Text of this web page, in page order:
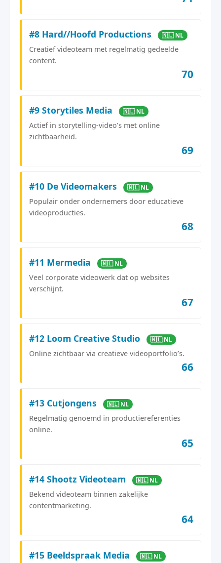
#8 Hard//Hoofd Productions 🇳🇱 NL
Creatief videoteam met regelmatig gedeelde
content.
70
#9 Storytiles Media 🇳🇱 NL
Actief in storytelling‑video’s met online
zichtbaarheid.
69
#10 De Videomakers 🇳🇱 NL
Populair onder ondernemers door educatieve
videoproducties.
68
#11 Mermedia 🇳🇱 NL
Veel corporate videowerk dat op websites
verschijnt.
67
#12 Loom Creative Studio 🇳🇱 NL
Online zichtbaar via creatieve videoportfolio’s.
66
#13 Cutjongens 🇳🇱 NL
Regelmatig genoemd in productiereferenties
online.
65
#14 Shootz Videoteam 🇳🇱 NL
Bekend videoteam binnen zakelijke
contentmarketing.
64
#15 Beeldspraak Media 🇳🇱 NL